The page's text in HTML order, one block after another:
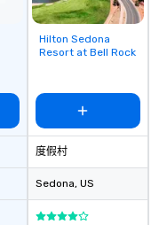
Removed from
favorites
Hilton Sedona
Resort at Bell Rock
度假村
Sedona, US